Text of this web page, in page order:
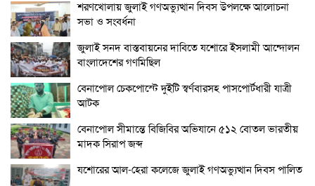
শরণখোলায় জুলাই গণঅভ্যুত্থান দিবস উপলক্ষে আলোচনা
সভা ও সংবর্ধনা
জুলাই সনদ বাস্তবায়নের দাবিতে যশোরে ইসলামী আন্দোলন
বাংলাদেশের গণমিছিল
বেনাপোল চেকপোস্টে দুইটি স্বর্ণবারসহ পাসপোর্টধারী যাত্রী
আটক
বেনাপোল সীমান্তে বিজিবির অভিযানে ৫১২ বোতল ভারতীয়
মাদক সিরাপ জব্দ
যশোরের আল-হেরা কলেজে জুলাই গণঅভ্যুত্থান দিবস পালিত